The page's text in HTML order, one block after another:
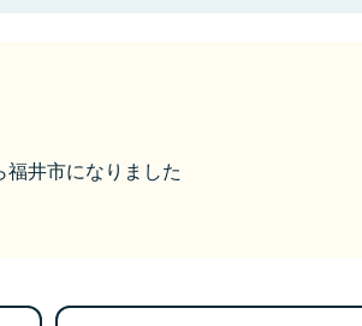
井市になりました